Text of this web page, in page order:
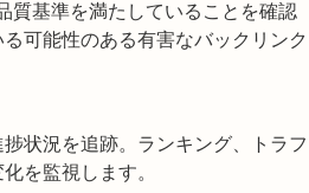
質基準を満たしていることを確認
可能性のある有害なバックリンク
状況を追跡。ランキング、トラフ
を監視します。